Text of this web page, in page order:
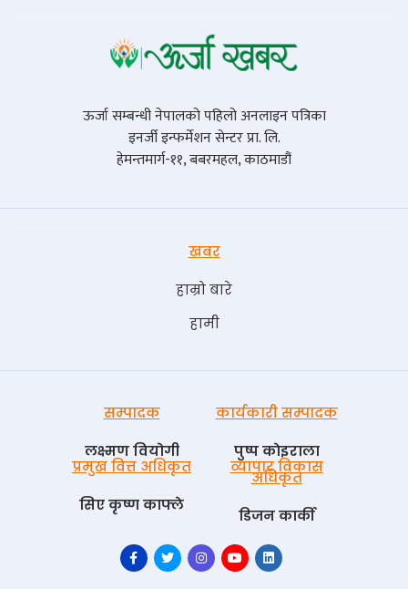
ऊर्जा सम्बन्धी नेपालको पहिलो अनलाइन पत्रिका
इनर्जी इन्फर्मेशन सेन्टर प्रा. लि.
हेमन्तमार्ग-११, बबरमहल, काठमाडौं
खबर
हाम्रो बारे
हामी
सम्पादक
लक्ष्मण वियोगी
कार्यकारी सम्पादक
पुष्प काेइराला
प्रमुख वित्त अधिकृत
सिए कृष्ण काफ्ले
व्यापार विकास
अधिकृत
डिजन कार्की